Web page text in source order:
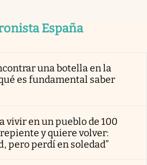
España
una botella en la
es fundamental saber
vivir en un pueblo de 100
y quiere volver:
pero perdí en soledad”